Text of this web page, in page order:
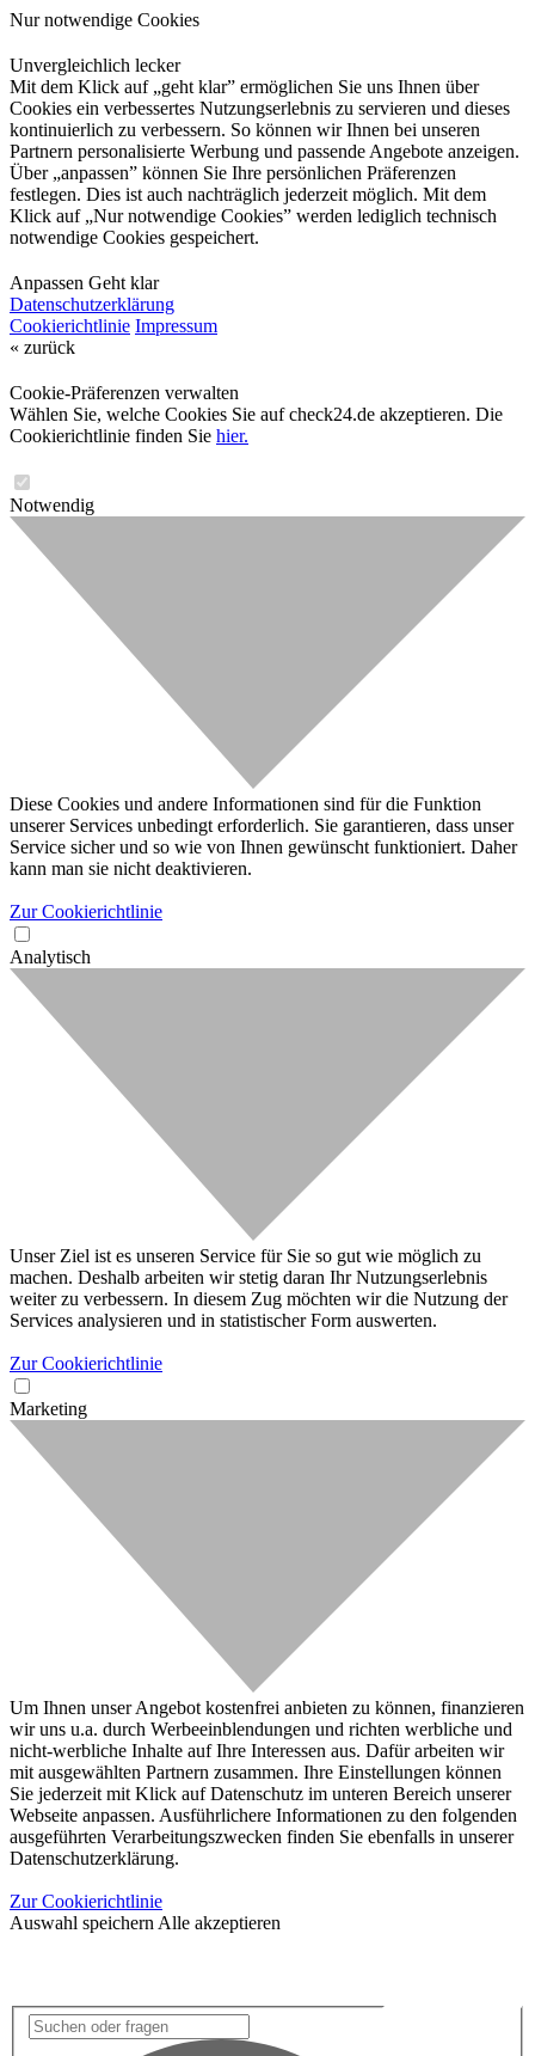
Nur notwendige Cookies
Unvergleichlich lecker
Mit dem Klick auf „geht klar” ermöglichen Sie uns Ihnen über
Cookies ein verbessertes Nutzungserlebnis zu servieren und dieses
kontinuierlich zu verbessern. So können wir Ihnen bei unseren
Partnern personalisierte Werbung und passende Angebote anzeigen.
Über „anpassen” können Sie Ihre persönlichen Präferenzen
festlegen. Dies ist auch nachträglich jederzeit möglich. Mit dem
Klick auf „Nur notwendige Cookies” werden lediglich technisch
notwendige Cookies gespeichert.
Anpassen Geht klar
Datenschutzerklärung
Cookierichtlinie Impressum
« zurück
Cookie-Präferenzen verwalten
Wählen Sie, welche Cookies Sie auf check24.de akzeptieren. Die
Cookierichtlinie finden Sie hier.
Notwendig
Diese Cookies und andere Informationen sind für die Funktion
unserer Services unbedingt erforderlich. Sie garantieren, dass unser
Service sicher und so wie von Ihnen gewünscht funktioniert. Daher
kann man sie nicht deaktivieren.
Zur Cookierichtlinie
Analytisch
Unser Ziel ist es unseren Service für Sie so gut wie möglich zu
machen. Deshalb arbeiten wir stetig daran Ihr Nutzungserlebnis
weiter zu verbessern. In diesem Zug möchten wir die Nutzung der
Services analysieren und in statistischer Form auswerten.
Zur Cookierichtlinie
Marketing
Um Ihnen unser Angebot kostenfrei anbieten zu können, finanzieren
wir uns u.a. durch Werbeeinblendungen und richten werbliche und
nicht-werbliche Inhalte auf Ihre Interessen aus. Dafür arbeiten wir
mit ausgewählten Partnern zusammen. Ihre Einstellungen können
Sie jederzeit mit Klick auf Datenschutz im unteren Bereich unserer
Webseite anpassen. Ausführlichere Informationen zu den folgenden
ausgeführten Verarbeitungszwecken finden Sie ebenfalls in unserer
Datenschutzerklärung.
Zur Cookierichtlinie
Auswahl speichern Alle akzeptieren